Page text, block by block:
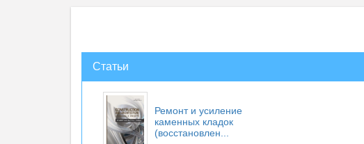
Статьи
Ремонт и усиление
каменных кладок
(восстановлен...